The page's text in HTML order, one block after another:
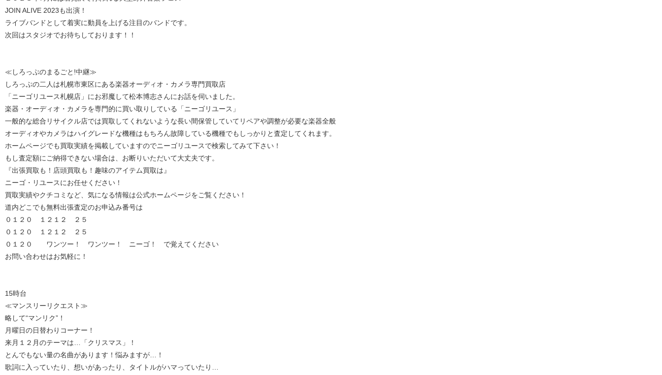
JOIN ALIVE 2023も出演！
ライブバンドとして着実に動員を上げる注目のバンドです。
次回はスタジオでお待ちしております！！
≪しろっぷのまるごと!中継≫
しろっぷの二人は札幌市東区にある楽器オーディオ・カメラ専門買取店
「ニーゴリユース札幌店」にお邪魔して松本博志さんにお話を伺いました。
楽器・オーディオ・カメラを専門的に買い取りしている「ニーゴリユース」
一般的な総合リサイクル店では買取してくれないような長い間保管していてリペアや調整が必要な楽器全般
オーディオやカメラはハイグレードな機種はもちろん故障している機種でもしっかりと査定してくれます。
ホームページでも買取実績を掲載していますのでニーゴリユースで検索してみて下さい！
もし査定額にご納得できない場合は、お断りいただいて大丈夫です。
『出張買取も！店頭買取も！趣味のアイテム買取は』
ニーゴ・リユースにお任せください！
買取実績やクチコミなど、気になる情報は公式ホームページをご覧ください！
道内どこでも無料出張査定のお申込み番号は
０１２０ １２１２ ２５
０１２０ １２１２ ２５
０１２０ ワンツー！ ワンツー！ ニーゴ！ で覚えてください
お問い合わせはお気軽に！
15時台
≪マンスリーリクエスト≫
略して“マンリク”！
月曜日の日替わりコーナー！
来月１２月のテーマは…「クリスマス」！
とんでもない量の名曲があります！悩みますが…！
歌詞に入っていたり、想いがあったり、タイトルがハマっていたり…